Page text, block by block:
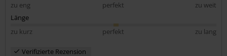
zu eng
perfekt
zu weit
Länge
zu kurz
perfekt zu lang
Verifizierte Rezension